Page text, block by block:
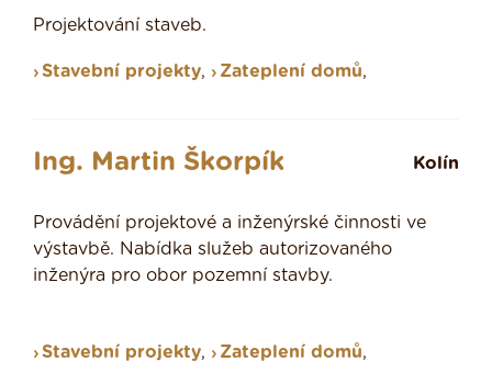
Projektování staveb.
Stavební projekty, Zateplení domů,
Ing. Martin Škorpík Kolín
Provádění projektové a inženýrské činnosti ve
výstavbě. Nabídka služeb autorizovaného
inženýra pro obor pozemní stavby.
Stavební projekty, Zateplení domů,